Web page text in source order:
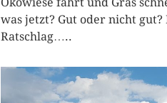
was jetzt? Gut oder nicht
Ratschlag…..